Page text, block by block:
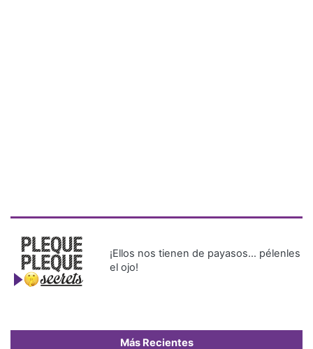
el ojo!
Más Recientes